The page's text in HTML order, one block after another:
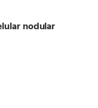
nodular